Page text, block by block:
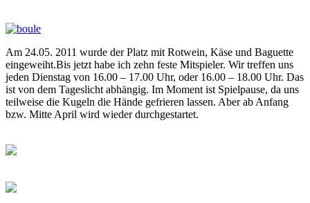
Am 24.05. 2011 wurde der Platz mit Rotwein, Käse und Baguette
eingeweiht.Bis jetzt habe ich zehn feste Mitspieler. Wir treffen uns
jeden Dienstag von 16.00 – 17.00 Uhr, oder 16.00 – 18.00 Uhr. Das
ist von dem Tageslicht abhängig. Im Moment ist Spielpause, da uns
teilweise die Kugeln die Hände gefrieren lassen. Aber ab Anfang
bzw. Mitte April wird wieder durchgestartet.